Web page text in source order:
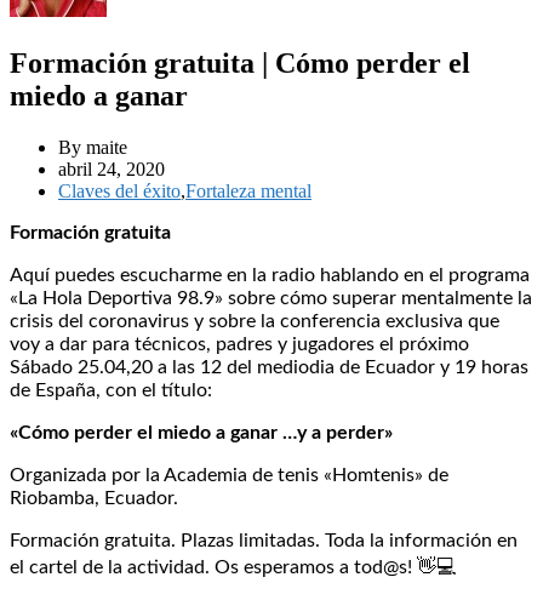
Formación gratuita | Cómo perder el
miedo a ganar
By maite
abril 24, 2020
Claves del éxito,Fortaleza mental
Formación gratuita
Aquí puedes escucharme en la radio hablando en el programa
«La Hola Deportiva 98.9» sobre cómo superar mentalmente la
crisis del coronavirus y sobre la conferencia exclusiva que
voy a dar para técnicos, padres y jugadores el próximo
Sábado 25.04,20 a las 12 del mediodia de Ecuador y 19 horas
de España, con el título:
«Cómo perder el miedo a ganar …y a perder»
Organizada por la Academia de tenis «Homtenis» de
Riobamba, Ecuador.
Formación gratuita. Plazas limitadas. Toda la información en
el cartel de la actividad. Os esperamos a tod@s! 👋💻